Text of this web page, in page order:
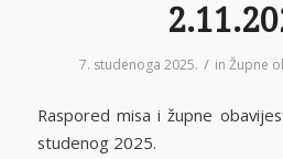
7. studenoga 2025. / inŽupne
Raspored misa i župne
studenog 2025.